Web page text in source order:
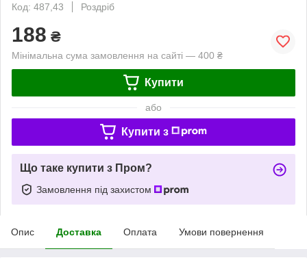
Код: 487,43
Роздріб
188 ₴
Мінімальна сума замовлення на сайті — 400 ₴
Купити
або
Купити з
Що таке купити з Пром?
Замовлення під захистом
Опис Доставка Оплата Умови повернення